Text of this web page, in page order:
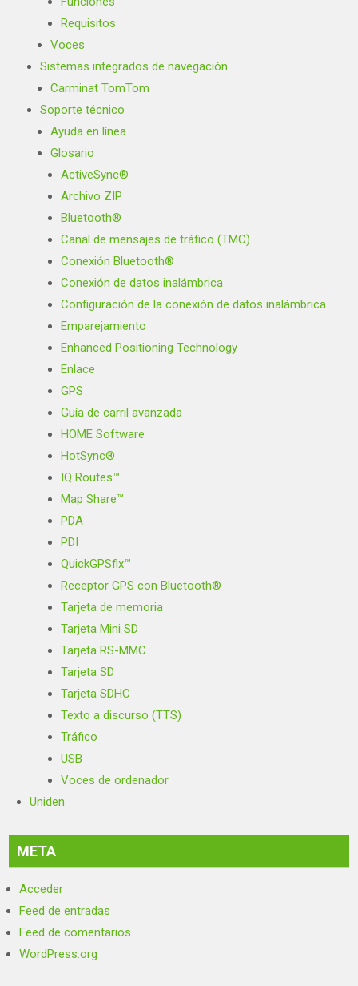
Requisitos
Voces
Sistemas integrados de navegación
Carminat TomTom
Soporte técnico
Ayuda en línea
Glosario
ActiveSync®
Archivo ZIP
Bluetooth®
Canal de mensajes de tráfico (TMC)
Conexión Bluetooth®
Conexión de datos inalámbrica
Configuración de la conexión de datos inalámbrica
Emparejamiento
Enhanced Positioning Technology
Enlace
GPS
Guía de carril avanzada
HOME Software
HotSync®
IQ Routes™
Map Share™
PDA
PDI
QuickGPSfix™
Receptor GPS con Bluetooth®
Tarjeta de memoria
Tarjeta Mini SD
Tarjeta RS-MMC
Tarjeta SD
Tarjeta SDHC
Texto a discurso (TTS)
Tráfico
USB
Voces de ordenador
Uniden
META
Acceder
Feed de entradas
Feed de comentarios
WordPress.org